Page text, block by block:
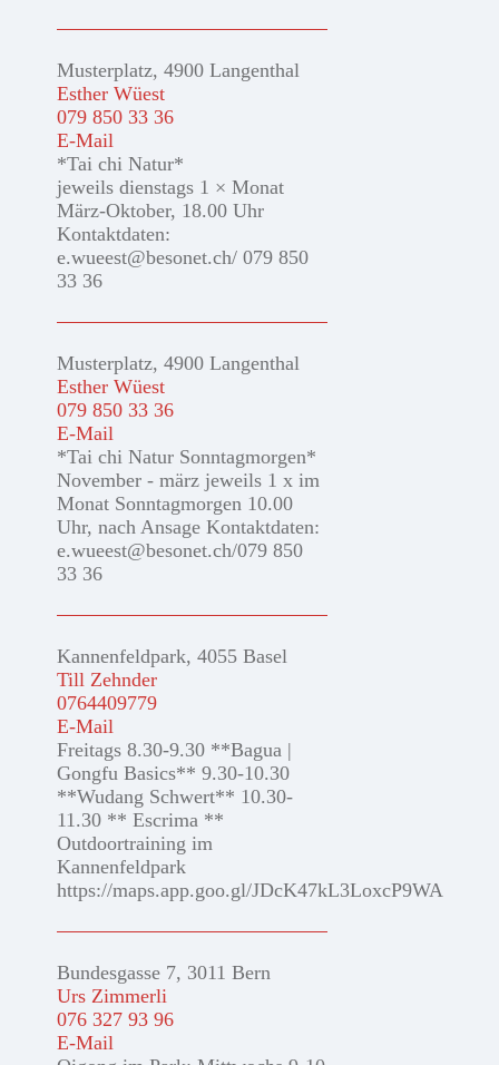
Musterplatz, 4900 Langenthal
Esther Wüest
079 850 33 36
E-Mail
*Tai chi Natur*
jeweils dienstags 1 × Monat
März-Oktober, 18.00 Uhr
Kontaktdaten:
e.wueest@besonet.ch/ 079 850
33 36
Musterplatz, 4900 Langenthal
Esther Wüest
079 850 33 36
E-Mail
*Tai chi Natur Sonntagmorgen*
November - märz jeweils 1 x im
Monat Sonntagmorgen 10.00
Uhr, nach Ansage Kontaktdaten:
e.wueest@besonet.ch/079 850
33 36
Kannenfeldpark, 4055 Basel
Till Zehnder
0764409779
E-Mail
Freitags 8.30-9.30 **Bagua |
Gongfu Basics** 9.30-10.30
**Wudang Schwert** 10.30-
11.30 ** Escrima **
Outdoortraining im
Kannenfeldpark
https://maps.app.goo.gl/JDcK47kL3LoxcP9WA
Bundesgasse 7, 3011 Bern
Urs Zimmerli
076 327 93 96
E-Mail